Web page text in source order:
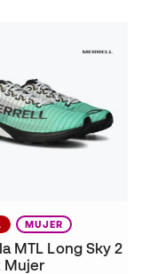
MUJER
MTL Long Sky 2
Mujer